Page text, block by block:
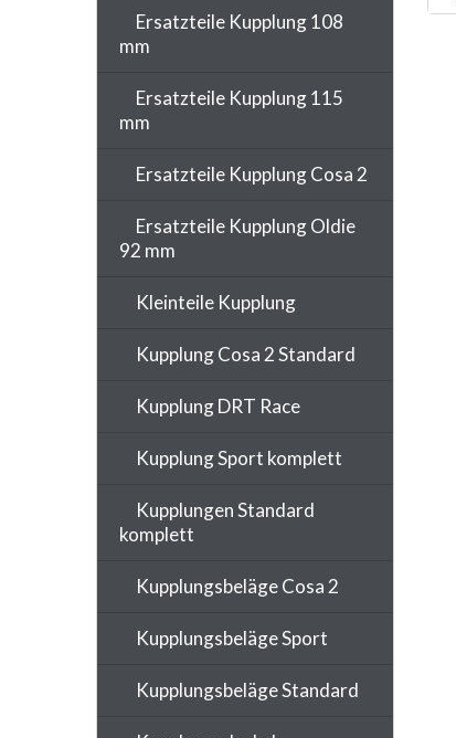
Ersatzteile Kupplung 108
mm
Ersatzteile Kupplung 115
mm
Ersatzteile Kupplung Cosa 2
Ersatzteile Kupplung Oldie
92 mm
Kleinteile Kupplung
Kupplung Cosa 2 Standard
Kupplung DRT Race
Kupplung Sport komplett
Kupplungen Standard
komplett
Kupplungsbeläge Cosa 2
Kupplungsbeläge Sport
Kupplungsbeläge Standard